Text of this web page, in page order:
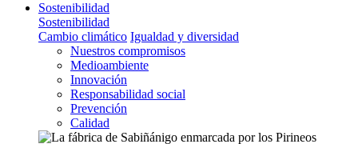
Sostenibilidad
Sostenibilidad
Cambio climático Igualdad y diversidad
Nuestros compromisos
Medioambiente
Innovación
Responsabilidad social
Prevención
Calidad